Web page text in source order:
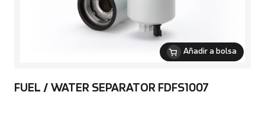
Añadir a bolsa
FUEL / WATER SEPARATOR FDFS1007